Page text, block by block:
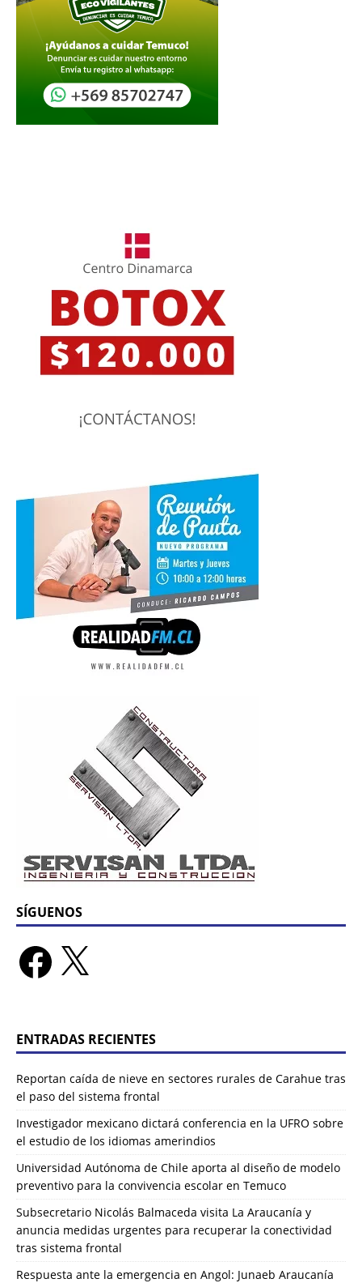
SÍGUENOS
ENTRADAS RECIENTES
Reportan caída de nieve en sectores rurales de Carahue tras
el paso del sistema frontal
Investigador mexicano dictará conferencia en la UFRO sobre
el estudio de los idiomas amerindios
Universidad Autónoma de Chile aporta al diseño de modelo
preventivo para la convivencia escolar en Temuco
Subsecretario Nicolás Balmaceda visita La Araucanía y
anuncia medidas urgentes para recuperar la conectividad
tras sistema frontal
Respuesta ante la emergencia en Angol: Junaeb Araucanía